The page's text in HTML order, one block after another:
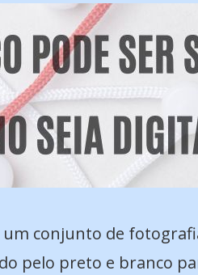
um conjunto de
pelo preto e branco